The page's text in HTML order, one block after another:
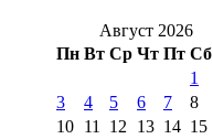
Август 2026
Пн Вт Ср Чт Пт Сб
1
3
4 5 6 7 8
10 11 12 13 14 15